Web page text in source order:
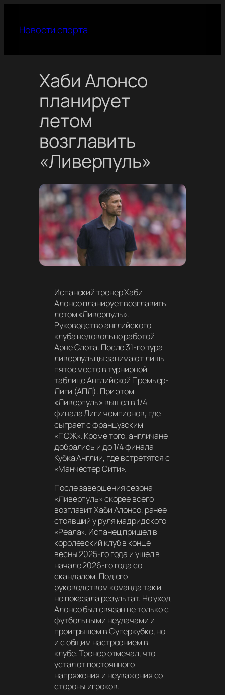
содержимому
Новости спорта
Хаби Алонсо
планирует
летом
возглавить
«Ливерпуль»
Испанский тренер Хаби
Алонсо планирует возглавить
летом «Ливерпуль».
Руководство английского
клуба недовольно работой
Арне Слота. После 31-го тура
ливерпульцы занимают лишь
пятое место в турнирной
таблице Английской Премьер-
Лиги (АПЛ). При этом
«Ливерпуль» вышел в 1/4
финала Лиги чемпионов, где
сыграет с французским
«ПСЖ». Кроме того, англичане
добрались и до 1/4 финала
Кубка Англии, где встретятся с
«Манчестер Сити».
После завершения сезона
«Ливерпуль» скорее всего
возглавит Хаби Алонсо, ранее
стоявший у руля мадридского
«Реала». Испанец пришел в
королевский клуб в конце
весны 2025-го года и ушел в
начале 2026-го года со
скандалом. Под его
руководством команда так и
не показала результат. Но уход
Алонсо был связан не только с
футбольными неудачами и
проигрышем в Суперкубке, но
и с общим настроением в
клубе. Тренер отмечал, что
устал от постоянного
напряжения и неуважения со
стороны игроков.